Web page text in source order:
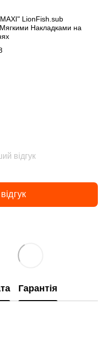
LionFish.sub
Накладками на
відгук
Гарантія